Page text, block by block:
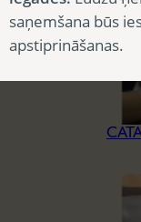
saņemšana būs
apstiprināšanas.